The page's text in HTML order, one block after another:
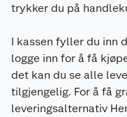
trykker du på
I kassen fyller du inn
logge inn for å få
det kan du se alle
tilgjengelig. For å få
leveringsalternativ